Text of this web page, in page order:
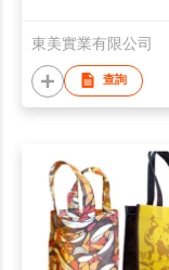
東美實業有限公司
查詢